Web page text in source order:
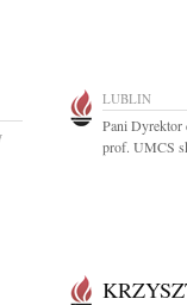
LUBLIN
Pani
prof. UMCS